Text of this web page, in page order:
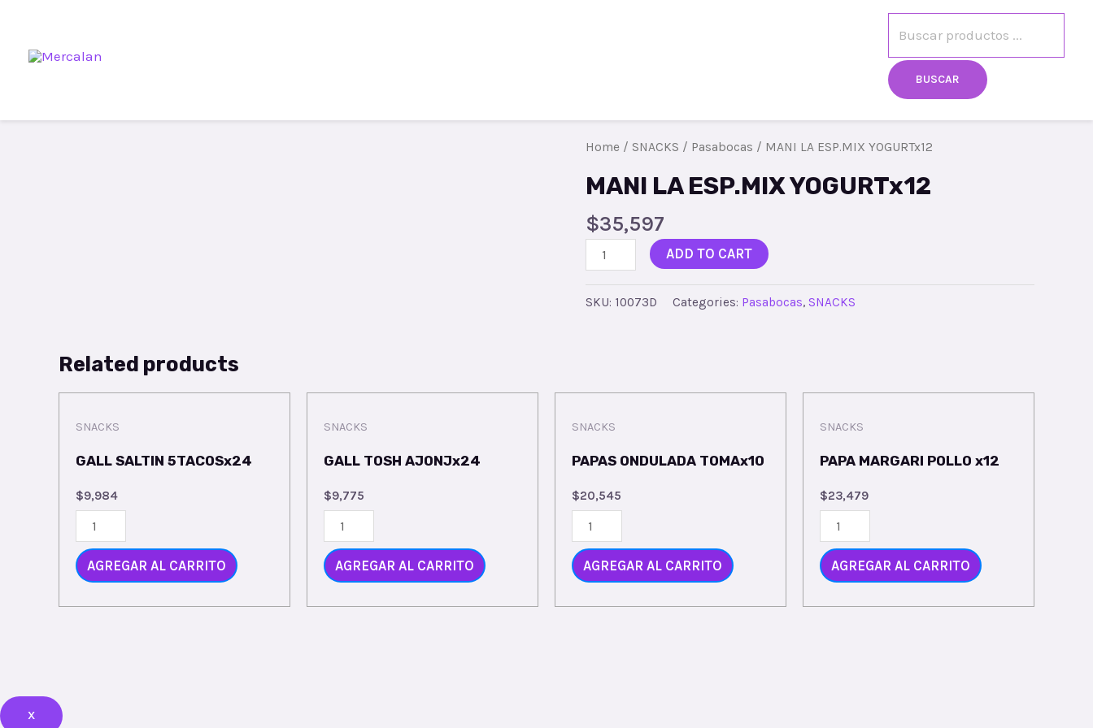
BUSCAR
Home / SNACKS / Pasabocas / MANI LA ESP.MIX YOGURTx12
MANI LA ESP.MIX YOGURTx12
$35,597
ADD TO CART
SKU: 10073D Categories: Pasabocas, SNACKS
Related products
SNACKS
GALL SALTIN 5TACOSx24
$9,984
AGREGAR AL CARRITO
SNACKS
GALL TOSH AJONJx24
$9,775
AGREGAR AL CARRITO
SNACKS
PAPAS ONDULADA TOMAx10
$20,545
AGREGAR AL CARRITO
SNACKS
PAPA MARGARI POLLO x12
$23,479
AGREGAR AL CARRITO
X